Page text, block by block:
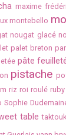
maxime
montebello
nougat glacé
palet breton
pâte
pistache
riz roi roulé ruby
Sophie
table